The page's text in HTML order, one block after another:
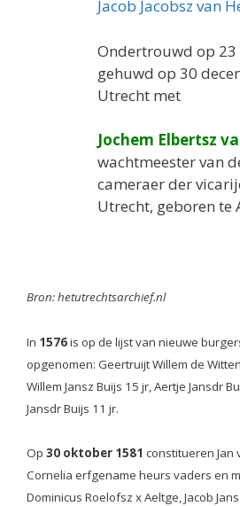
Jacob Jacobsz van
Ondertrouwd op 23
gehuwd op 30
Utrecht met
Jochem Elbertsz
wachtmeester van
cameraer der
Utrecht, geboren te
Bron: hetutrechtsarchief.nl
In 1576is op de lijst van nieuwe
opgenomen: Geertruijt Willem de
Willem Jansz Buijs 15 jr, Aertje Jansdr
Jansdr Buijs 11 jr.
Op 30 oktober 1581 constitueren Jan
Cornelia erfgename heurs vaders en
Dominicus Roelofsz x Aeltge, Jacob